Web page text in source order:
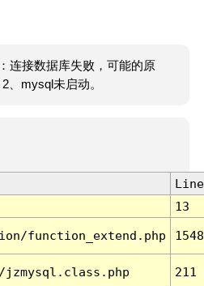
连接数据库失败，可能的原
、mysql未启动。
Line
13
function_extend.php 1548
211